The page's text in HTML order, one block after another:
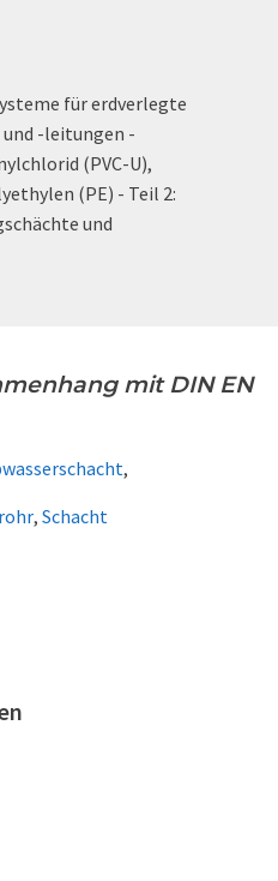
für erdverlegte
und -leitungen -
(PVC-U),
(PE) - Teil 2:
und
mit DIN EN
,
, Schacht